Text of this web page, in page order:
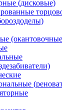
(дисковые)